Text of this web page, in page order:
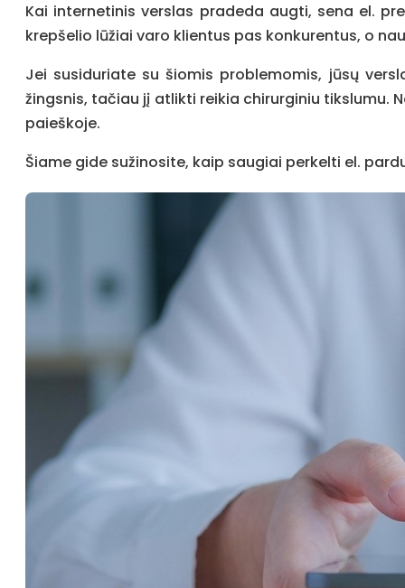
Kai internetinis verslas pradeda augti, sena el.
krepšelio lūžiai varo klientus pas konkurentus, o
Jei susiduriate su šiomis problemomis, jūsų
žingsnis, tačiau jį atlikti reikia chirurginiu tikslumu.
paieškoje.
Šiame gide sužinosite, kaip saugiai perkelti el.